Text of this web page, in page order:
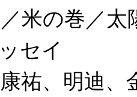
米の巻／太
セイ
祐、明迪、